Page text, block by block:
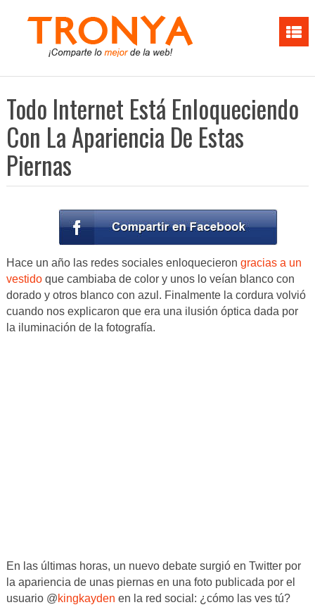
Todo Internet Está Enloqueciendo
Con La Apariencia De Estas
Piernas
Hace un año las redes sociales enloquecieron gracias a un
vestidoque cambiaba de color y unos lo veían blanco con
dorado y otros blanco con azul. Finalmente la cordura volvió
cuando nos explicaron que era una ilusión óptica dada por
la iluminación de la fotografía.
En las últimas horas, un nuevo debate surgió en Twitter por
la apariencia de unas piernas en una foto publicada por el
usuario @kingkayden en la red social: ¿cómo las ves tú?